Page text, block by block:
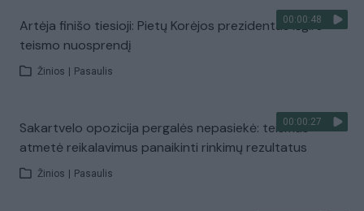
00:00:48
Artėja finišo tiesioji: Pietų Korėjos prezidentas išgirs
teismo nuosprendį
Žinios Pasaulis
00:00:27
Sakartvelo opozicija pergalės nepasiekė: teismas
atmetė reikalavimus panaikinti rinkimų rezultatus
Žinios Pasaulis